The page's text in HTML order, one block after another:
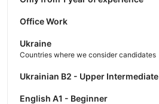
Office Work
Ukraine
Countries where we consider candidates
Ukrainian B2 - Upper Intermediate
English A1 - Beginner